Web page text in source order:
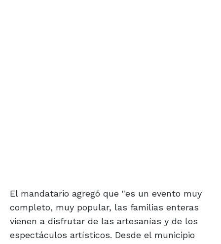
El mandatario agregó que "es un evento muy
completo, muy popular, las familias enteras
vienen a disfrutar de las artesanías y de los
espectáculos artísticos. Desde el municipio